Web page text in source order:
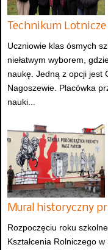
Technikum Lotnicze
Uczniowie klas ósmych
niełatwym wyborem,
naukę. Jedną z opcji jest
Nagoszewie. Placówka
nauki...
Mural historyczny
Rozpoczęciu roku
Kształcenia Rolniczego